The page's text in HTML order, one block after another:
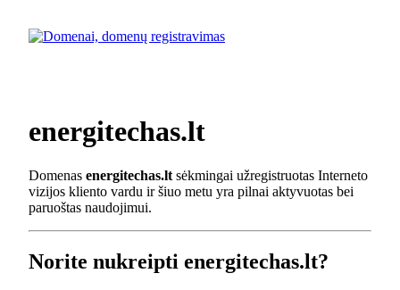
energitechas.lt
Domenas energitechas.lt sėkmingai užregistruotas Interneto
vizijos kliento vardu ir šiuo metu yra pilnai aktyvuotas bei
paruoštas naudojimui.
Norite nukreipti energitechas.lt?